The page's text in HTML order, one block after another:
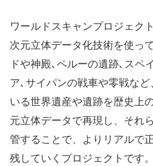
ワールドスキャンプロジェク
次元立体データ化技術を使っ
ドや神殿､ペルーの遺跡､スペ
ア､サイパンの戦車や零戦な
いる世界遺産や遺跡を歴史上
元立体データで再現し、それ
管することで、よりリアルで
残していくプロジェクトです。